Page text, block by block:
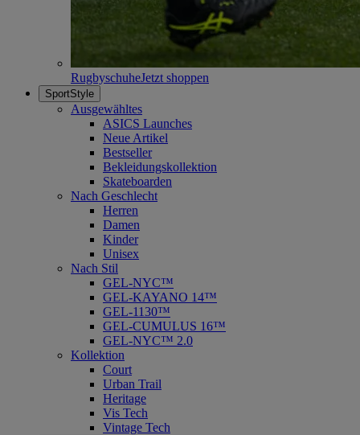
RugbyschuheJetzt shoppen
SportStyle
Ausgewähltes
ASICS Launches
Neue Artikel
Bestseller
Bekleidungskollektion
Skateboarden
Nach Geschlecht
Herren
Damen
Kinder
Unisex
Nach Stil
GEL-NYC™
GEL-KAYANO 14™
GEL-1130™
GEL-CUMULUS 16™
GEL-NYC™ 2.0
Kollektion
Court
Urban Trail
Heritage
Vis Tech
Vintage Tech